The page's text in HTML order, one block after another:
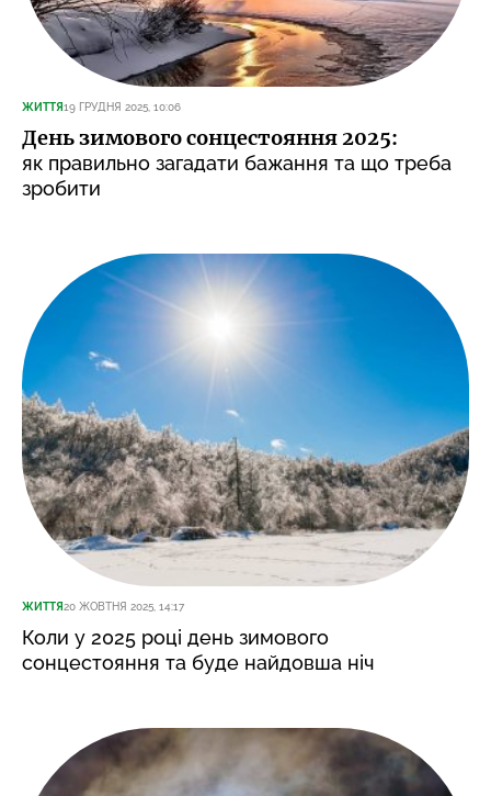
ЖИТТЯ19 ГРУДНЯ 2025, 10:06
День зимового сонцестояння 2025:
як правильно загадати бажання та що треба
зробити
ЖИТТЯ20 ЖОВТНЯ 2025, 14:17
Коли у 2025 році день зимового
сонцестояння та буде найдовша ніч